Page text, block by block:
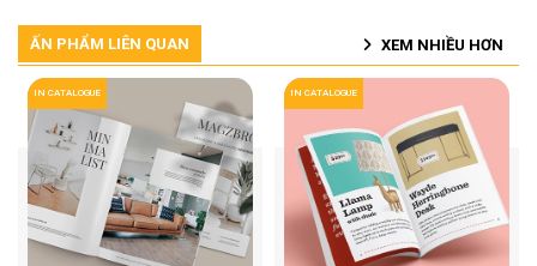
ẤN PHẨM LIÊN QUAN XEM NHIỀU HƠN
IN CATALOGUE IN CATALOGUE